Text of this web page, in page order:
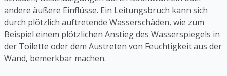
andere äußere Einflüsse. Ein Leitungsbruch kann sich
durch plötzlich auftretende Wasserschäden, wie zum
Beispiel einem plötzlichen Anstieg des Wasserspiegels in
der Toilette oder dem Austreten von Feuchtigkeit aus der
Wand, bemerkbar machen.